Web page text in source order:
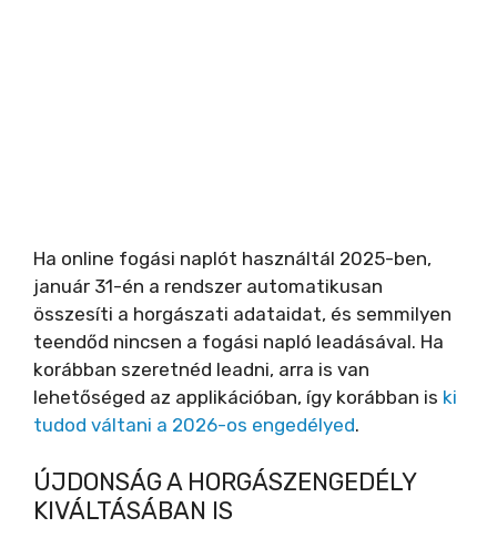
Ha online fogási naplót használtál 2025-ben,
január 31-én a rendszer automatikusan
összesíti a horgászati adataidat, és semmilyen
teendőd nincsen a fogási napló leadásával. Ha
korábban szeretnéd leadni, arra is van
lehetőséged az applikációban, így korábban is ki
tudod váltani a 2026-os engedélyed.
ÚJDONSÁG A HORGÁSZENGEDÉLY
KIVÁLTÁSÁBAN IS